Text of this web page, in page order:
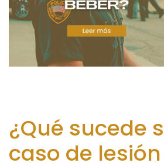
¿Qué sucede
caso de